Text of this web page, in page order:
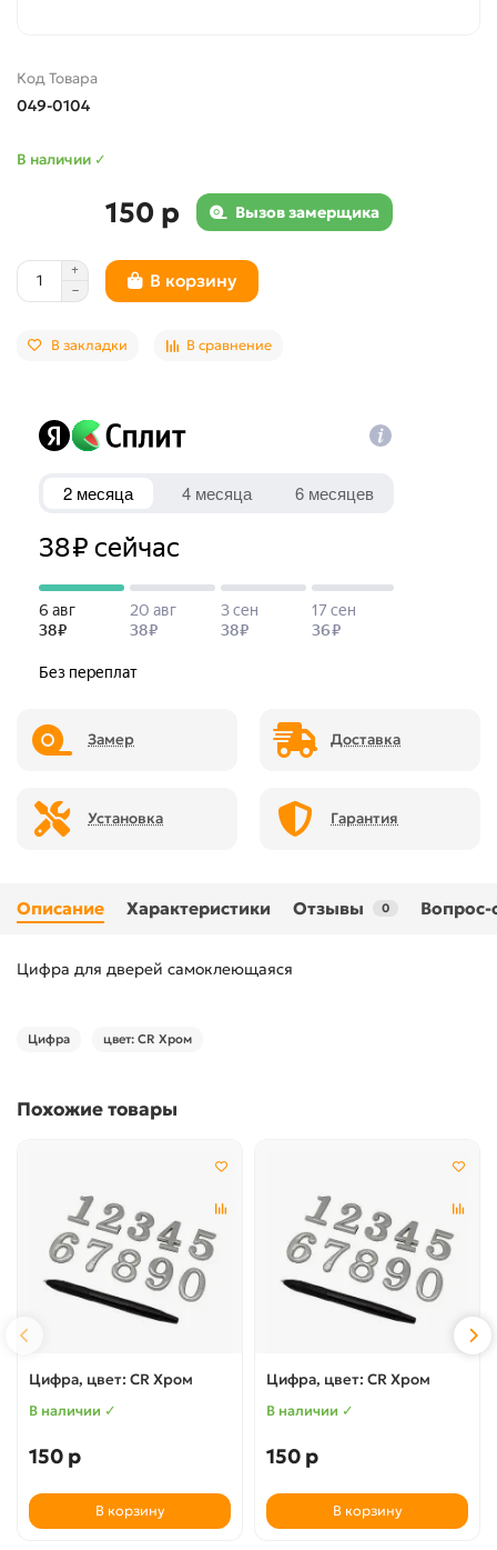
Код Товара
049-0104
В наличии ✓
150 р Вызов замерщика
В корзину
В закладки В сравнение
Замер Доставка
Установка Гарантия
Описание Характеристики Отзывы 0 Вопрос-
Цифра для дверей самоклеющаяся
Цифра цвет: CR Хром
Похожие товары
Цифра, цвет: CR Хром
В наличии ✓
150 р
В корзину
Цифра, цвет: CR Хром
В наличии ✓
150 р
В корзину